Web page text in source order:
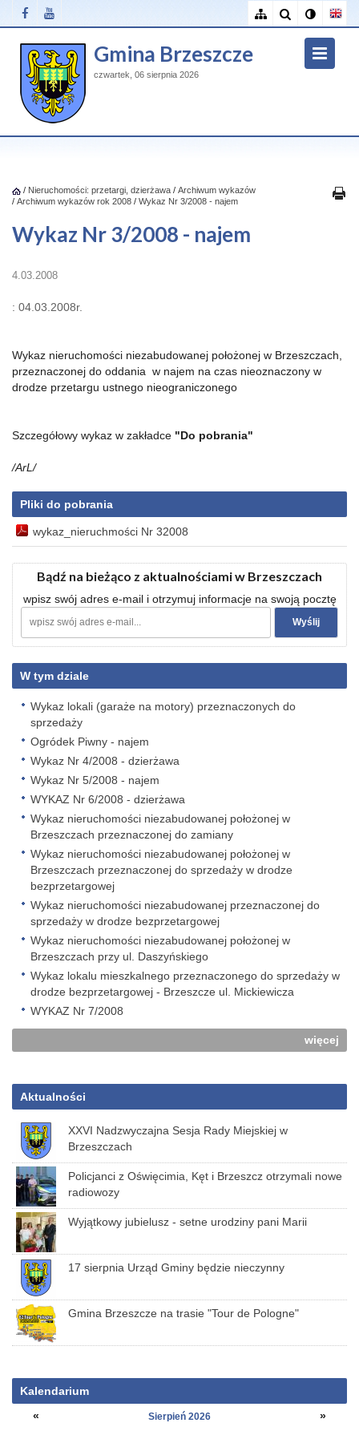
Gmina Brzeszcze
czwartek, 06 sierpnia 2026
/ Nieruchomości: przetargi, dzierżawa / Archiwum wykazów
/ Archiwum wykazów rok 2008 / Wykaz Nr 3/2008 - najem
Wykaz Nr 3/2008 - najem
4.03.2008
: 04.03.2008r.
Wykaz nieruchomości niezabudowanej położonej w Brzeszczach,
przeznaczonej do oddania w najem na czas nieoznaczony w
drodze przetargu ustnego nieograniczonego
Szczegółowy wykaz w zakładce "Do pobrania"
/ArL/
Pliki do pobrania
wykaz_nieruchmości Nr 32008
Bądź na bieżąco z aktualnościami w Brzeszczach
wpisz swój adres e-mail i otrzymuj informacje na swoją pocztę
W tym dziale
Wykaz lokali (garaże na motory) przeznaczonych do
sprzedaży
Ogródek Piwny - najem
Wykaz Nr 4/2008 - dzierżawa
Wykaz Nr 5/2008 - najem
WYKAZ Nr 6/2008 - dzierżawa
Wykaz nieruchomości niezabudowanej położonej w
Brzeszczach przeznaczonej do zamiany
Wykaz nieruchomości niezabudowanej położonej w
Brzeszczach przeznaczonej do sprzedaży w drodze
bezprzetargowej
Wykaz nieruchomości niezabudowanej przeznaczonej do
sprzedaży w drodze bezprzetargowej
Wykaz nieruchomości niezabudowanej położonej w
Brzeszczach przy ul. Daszyńskiego
Wykaz lokalu mieszkalnego przeznaczonego do sprzedaży w
drodze bezprzetargowej - Brzeszcze ul. Mickiewicza
WYKAZ Nr 7/2008
więcej
Aktualności
XXVI Nadzwyczajna Sesja Rady Miejskiej w
Brzeszczach
Policjanci z Oświęcimia, Kęt i Brzeszcz otrzymali nowe
radiowozy
Wyjątkowy jubielusz - setne urodziny pani Marii
17 sierpnia Urząd Gminy będzie nieczynny
Gmina Brzeszcze na trasie "Tour de Pologne"
Kalendarium
«
Sierpień 2026
»